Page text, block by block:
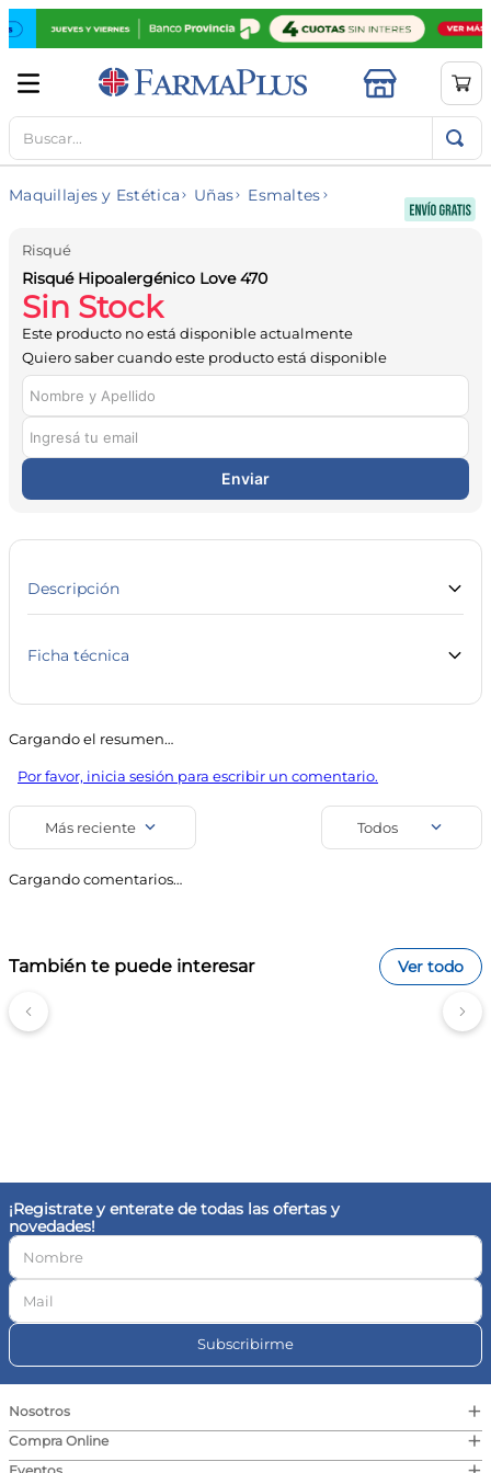
Buscar...
Maquillajes y Estética Uñas Esmaltes
Risqué
Risqué Hipoalergénico Love 470
Sin Stock
Este producto no está disponible actualmente
Quiero saber cuando este producto está disponible
Enviar
Descripción
Ficha técnica
23541
7891182032377
Uso
Cargando el resumen…
Por favor, inicia sesión para escribir un comentario.
Más reciente Todos
Cargando comentarios…
También te puede interesar Ver todo
¡Registrate y enterate de todas las ofertas y
novedades!
Subscribirme
Nosotros +
Compra Online +
TÉRMINOS MÁS BUSCADOS
1.
mela b3
2.
cerave limpieza
3.
creatina
4.
loreal
5.
shampoo
6.
proteina
.
ibuprofeno
.
contorno ojos